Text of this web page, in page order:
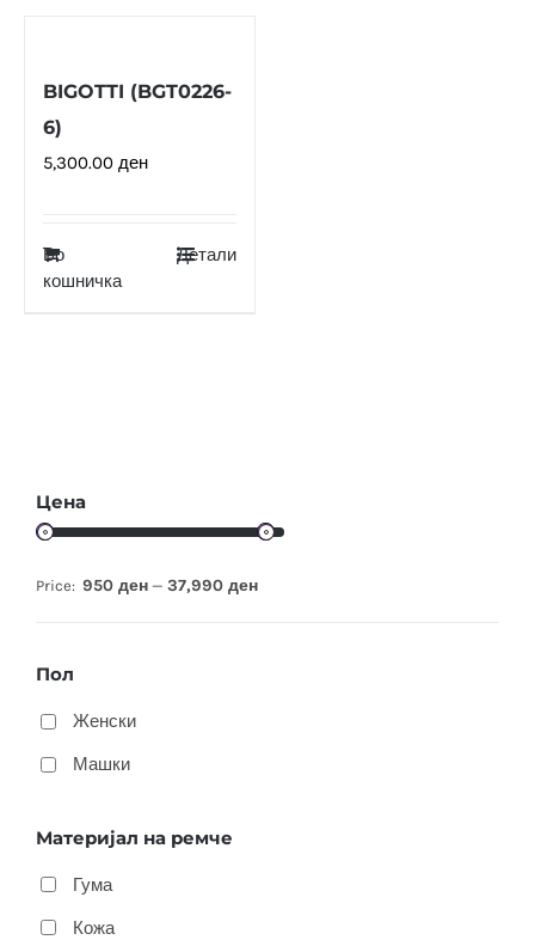
BIGOTTI (BGT0226-
6)
5,300.00 ден
Во
кошничка
Детали
Цена
Price: 950 ден — 37,990 ден
Пол
Женски
Машки
Материјал на ремче
Гума
Кожа